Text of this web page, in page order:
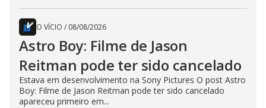
O VÍCIO / 08/08/2026
Astro Boy: Filme de Jason
Reitman pode ter sido cancelado
Estava em desenvolvimento na Sony Pictures O post Astro
Boy: Filme de Jason Reitman pode ter sido cancelado
apareceu primeiro em...